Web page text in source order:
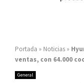
Portada » Noticias »
ventas, con 64.000
General